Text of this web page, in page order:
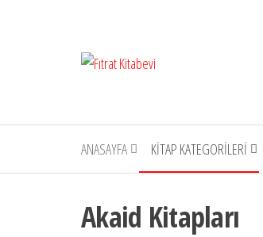
ANASAYFA KITAP KATEGORILERI
Akaid Kitapları